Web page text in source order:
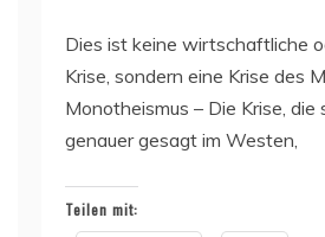
Dies ist keine wirtschaftliche
Krise, sondern eine Krise des
Monotheismus – Die Krise, die
genauer gesagt im Westen,
Teilen mit: